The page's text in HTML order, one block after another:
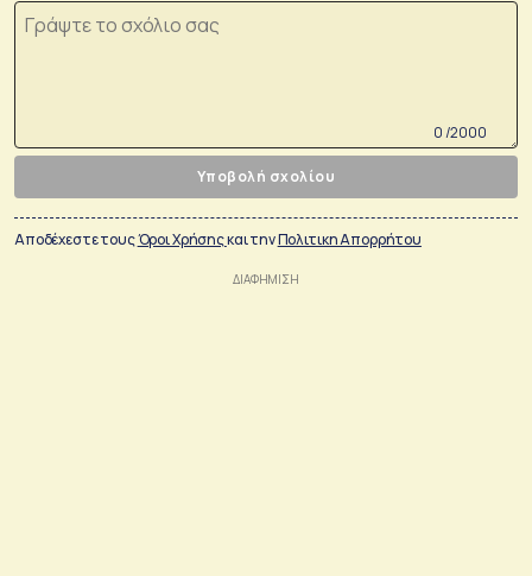
0 /2000
Υποβολή σχολίου
Αποδέχεστε τουςΌροι Χρήσηςκαι τηνΠολιτικη Απορρήτου